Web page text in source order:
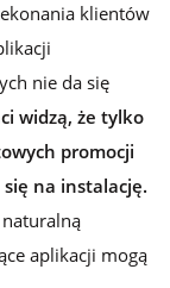
klientów
nie da się
widzą, że tylko
promocji
na instalację.
aplikacji mogą